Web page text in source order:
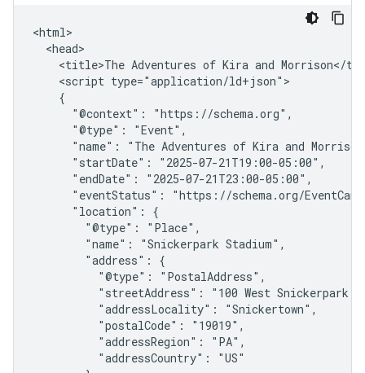
<html>
  <head>
<title>The Adventures of Kira and Morrison</
    <script type="application/ld+json">
    {
      "@context": "https://schema.org",
      "@type": "Event",
"name": "The Adventures of Kira and
      "startDate": "2025-07-21T19:00-05:00",
      "endDate": "2025-07-21T23:00-05:00",
"eventStatus": "https://schema.org/
      "location": {
        "@type": "Place",
        "name": "Snickerpark Stadium",
        "address": {
          "@type": "PostalAddress",
"streetAddress": "100 West Snickerpark
          "addressLocality": "Snickertown",
          "postalCode": "19019",
          "addressRegion": "PA",
          "addressCountry": "US"